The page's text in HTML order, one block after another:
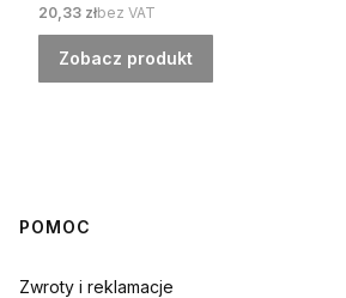
Cena
20,33 złbez VAT
Zobacz produkt
Linki w stopce
POMOC
Zwroty i reklamacje